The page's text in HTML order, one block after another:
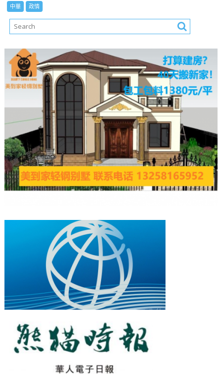
中華 政情